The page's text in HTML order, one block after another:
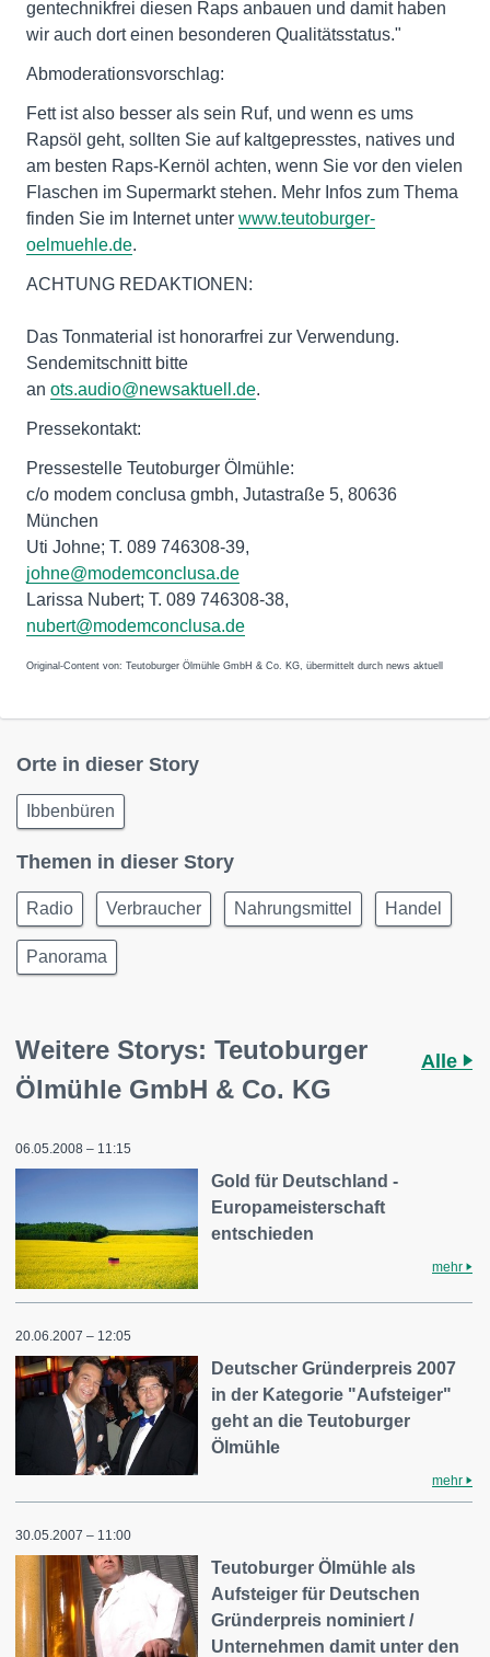
gentechnikfrei diesen Raps anbauen und damit haben
wir auch dort einen besonderen Qualitätsstatus."
Abmoderationsvorschlag:
Fett ist also besser als sein Ruf, und wenn es ums
Rapsöl geht, sollten Sie auf kaltgepresstes, natives und
am besten Raps-Kernöl achten, wenn Sie vor den vielen
Flaschen im Supermarkt stehen. Mehr Infos zum Thema
finden Sie im Internet unter www.teutoburger-
oelmuehle.de.
ACHTUNG REDAKTIONEN:
Das Tonmaterial ist honorarfrei zur Verwendung.
Sendemitschnitt bitte
an ots.audio@newsaktuell.de.
Pressekontakt:
Pressestelle Teutoburger Ölmühle:
c/o modem conclusa gmbh, Jutastraße 5, 80636
München
Uti Johne; T. 089 746308-39,
johne@modemconclusa.de
Larissa Nubert; T. 089 746308-38,
nubert@modemconclusa.de
Original-Content von: Teutoburger Ölmühle GmbH & Co. KG, übermittelt durch news aktuell
Orte in dieser Story
Ibbenbüren
Themen in dieser Story
Radio Verbraucher Nahrungsmittel Handel
Panorama
Weitere Storys: Teutoburger
Ölmühle GmbH & Co. KG
Alle
06.05.2008 – 11:15
Gold für Deutschland -
Europameisterschaft
entschieden
mehr
20.06.2007 – 12:05
Deutscher Gründerpreis 2007
in der Kategorie "Aufsteiger"
geht an die Teutoburger
Ölmühle
mehr
30.05.2007 – 11:00
Teutoburger Ölmühle als
Aufsteiger für Deutschen
Gründerpreis nominiert /
Unternehmen damit unter den